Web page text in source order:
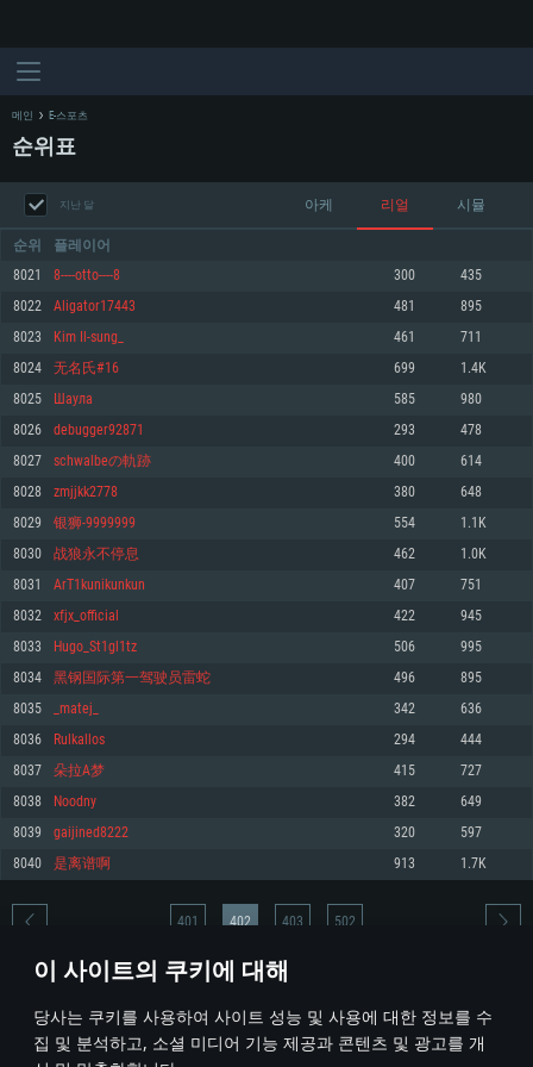
이 사이트의 쿠키에 대해
당사는 쿠키를 사용하여 사이트 성능 및 사용에 대한 정보를 수
집 및 분석하고, 소셜 미디어 기능 제공과 콘텐츠 및 광고를 개
최소사양
운영체제: Windows 10 (64 bit)
프로세서: 2.2 GHz 듀얼코어 이상
메모리: 4GB
그래픽 카드: DirectX 11 이상을 지원하는 AMD Radeon 77XX / NVIDIA
GeForce GT 660. 최소 사양 해상도: 720p
네트워크: 브로드밴드 인터넷
여유 저장 공간: 22.1 GB (최소 클라이언트)
권장 사양
570 혹은 그 이상
여유 저장 공간: 62.2 GB (전체 클라이언트)
최소사양
운영체제: Mac OS Big Sur 11.0
프로세서: 최소 2.2 GHz의 Core i5 (Intel Xeon 은 지원하지 않습니다)
메모리: 6 GB
그래픽 카드: Metal 을 지원하는 Intel Iris Pro 5200 (Mac), 혹은 이와 비슷한 성
능을 가지는 Mac 버전의 AMD/Nvidia. 최소 해상도: 720p
네트워크: 브로드밴드 인터넷
여유 저장 공간: 22.1 GB (최소 클라이언트)
권장 사양
네트워크: 브로드밴드 인터넷
여유 저장 공간: 62.2 GB (전체 클라이언트)
최소사양
운영체제: 64bit Linux 중 최신 버전
프로세서: 2.4 GHz 듀얼코어
메모리: 4 GB
그래픽 카드: Vulkan 을 지원하고, 최신 그래픽 드라이버를 지원하는 NVIDIA
660 (6개월 미만) 혹은 그와 동급의 성능을 가지며 최신 그래픽 드라이버를 지
원하는 AMD (6개월 미만; 최소사양 지원 해상도 720p)
네트워크: 브로드밴드 인터넷
여유 저장 공간: 22.1 GB (최소 클라이언트)
권장 사양
운영체제: Ubuntu 20.04 64bit
프로세서: Intel Core i7
메모리: 16 GB
그래픽 카드: Vulkan 을 지원하고, 최신 그래픽 드라이버를 지원하는 NVIDIA
1060 (6개월 미만) 혹은 그와 동급의 성능을 가지며 최신 그래픽 드라이버를
지원하는 AMD RX 570 (6개월 미만; 최소사양 지원 해상도 720p) 이상
여유 저장 공간: 62.2 GB (전체 클라이언트)
메인 E-스포츠
순위표
지난 달 아케 리얼 시뮬
순위 플레이어
8021 8----otto----8 300 435
8022 Aligator17443 481 895
8023 Kim Il-sung_ 461 711
8024 无名氏#16 699 1.4K
8025 Шаула 585 980
8026 debugger92871 293 478
8027 schwalbeの軌跡 400 614
8028 zmjjkk2778 380 648
8029 银狮-9999999 554 1.1K
8030 战狼永不停息 462 1.0K
8031 ArT1kunikunkun 407 751
8032 xfjx_official 422 945
8033 Hugo_St1gl1tz 506 995
8034 黑钢国际第一驾驶员雷蛇 496 895
8035 _matej_ 342 636
8036 Rulkallos 294 444
8037 朵拉A梦 415 727
8038 Noodny 382 649
8039 gaijined8222 320 597
8040 是离谱啊 913 1.7K
* 순위표는 매일 1회 갱신됩니다
401 402 403 502